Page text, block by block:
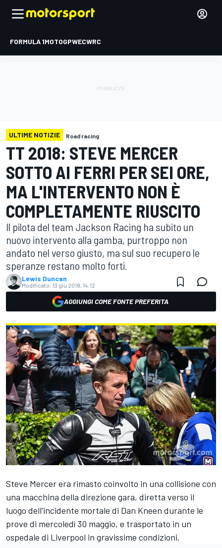
FORMULA 1MOTOGPWECWRC
ULTIME NOTIZIE Road racing
TT 2018: STEVE MERCER
SOTTO AI FERRI PER SEI ORE,
MA L'INTERVENTO NON È
COMPLETAMENTE RIUSCITO
Il pilota del team Jackson Racing ha subito un
nuovo intervento alla gamba, purtroppo non
andato nel verso giusto, ma sul suo recupero le
speranze restano molto forti.
Lewis Duncan
Modificato: 13 giu 2018, 14:12
AGGIUNGI COME FONTE PREFERITA
Steve Mercer era rimasto coinvolto in una collisione con
una macchina della direzione gara, diretta verso il
luogo dell'incidente mortale di Dan Kneen durante le
prove di mercoledì 30 maggio, e trasportato in un
ospedale di Liverpool in gravissime condizioni.